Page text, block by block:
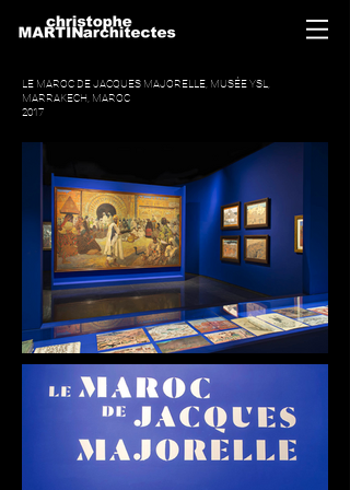
LE MAROC DE JACQUES MAJORELLE, MUSÉE YSL,
MARRAKECH, MAROC
2017